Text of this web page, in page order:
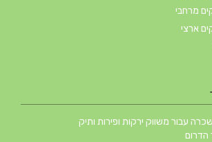
מרחבי
ארצי
עבור משווק ירקות ופירות ותיק
הדרום